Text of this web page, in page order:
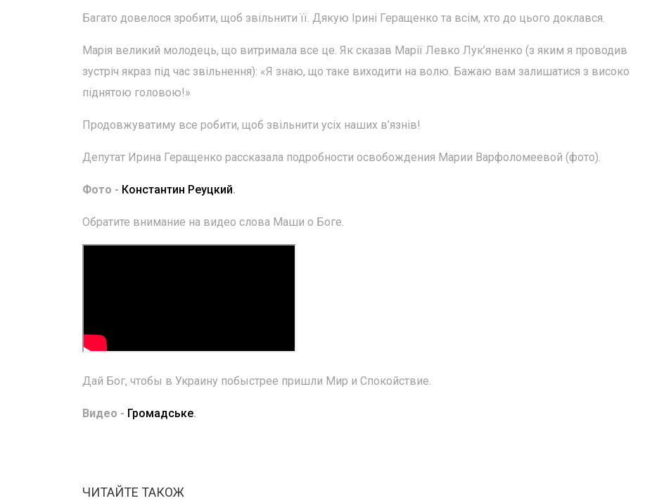
Багато довелося зробити, щоб звільнити її. Дякую Ірині Геращенко та всім, хто до цього доклався.
Марія великий молодець, що витримала все це. Як сказав Марії Левко Лук’яненко (з яким я проводив
зустріч якраз під час звільнення): «Я знаю, що таке виходити на волю. Бажаю вам залишатися з високо
піднятою головою!»
Продовжуватиму все робити, щоб звільнити усіх наших в’язнів!
Депутат Ирина Геращенко рассказала подробности освобождения Марии Варфоломеевой (фото).
Фото - Константин Реуцкий.
Обратите внимание на видео слова Маши о Боге.
Дай Бог, чтобы в Украину побыстрее пришли Мир и Спокойствие.
Видео - Громадське.
ЧИТАЙТЕ ТАКОЖ